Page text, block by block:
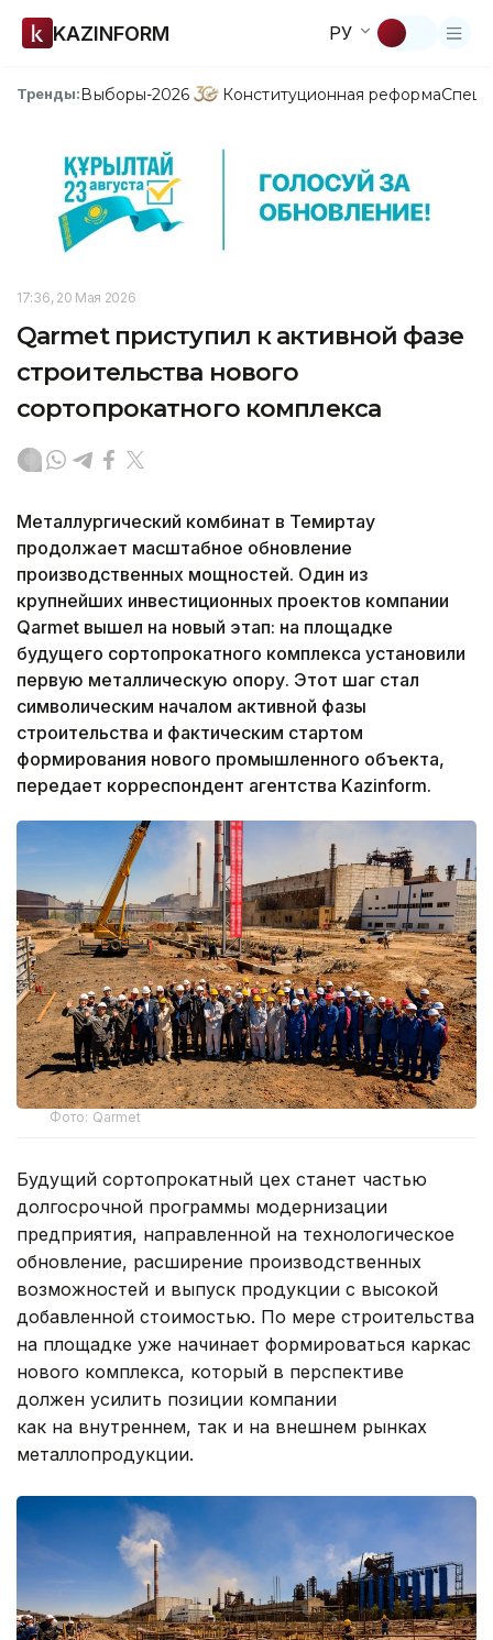
KAZINFORM РУ
Тренды:Выборы-2026 Конституционная реформа
17:36, 20 Мая 2026
Qarmet приступил к активной фазе
строительства нового
сортопрокатного комплекса
Металлургический комбинат в Темиртау
продолжает масштабное обновление
производственных мощностей. Один из
крупнейших инвестиционных проектов компании
Qarmet вышел на новый этап: на площадке
будущего сортопрокатного комплекса установили
первую металлическую опору. Этот шаг стал
символическим началом активной фазы
строительства и фактическим стартом
формирования нового промышленного объекта,
передает корреспондент агентства Kazinform.
Фото: Qarmet
Будущий сортопрокатный цех станет частью
долгосрочной программы модернизации
предприятия, направленной на технологическое
обновление, расширение производственных
возможностей и выпуск продукции с высокой
добавленной стоимостью. По мере строительства
на площадке уже начинает формироваться каркас
нового комплекса, который в перспективе
должен усилить позиции компании
как на внутреннем, так и на внешнем рынках
металлопродукции.